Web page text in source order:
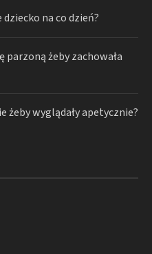
na co dzień?
parzoną żeby zachowała
żeby wyglądały apetycznie?